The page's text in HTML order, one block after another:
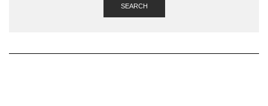
SEARCH